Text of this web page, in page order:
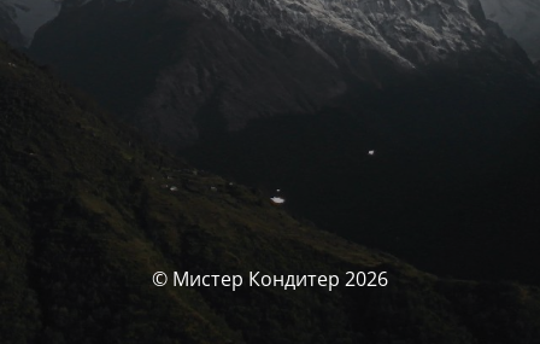
© Мистер Кондитер 2026